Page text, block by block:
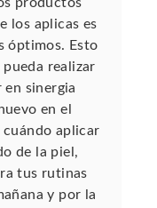
los aplicas es
óptimos. Esto
realizar
sinergia
en el
cuándo aplicar
de la piel,
tus rutinas
y por la